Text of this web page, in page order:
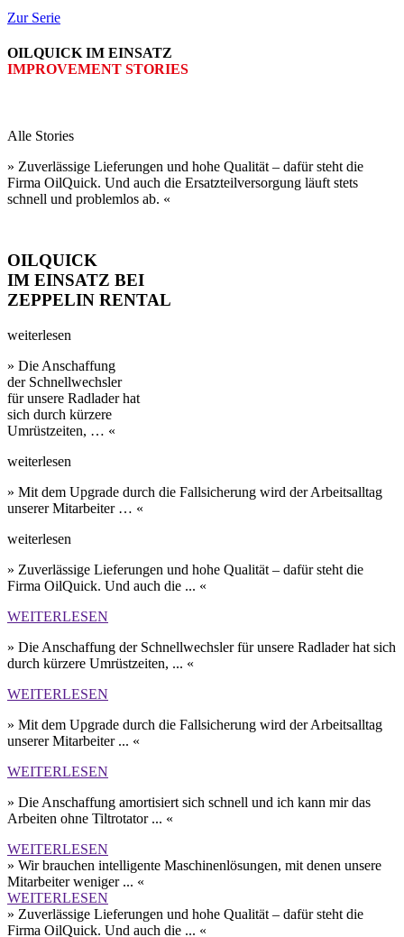
Zur Serie
OILQUICK IM EINSATZ
IMPROVEMENT STORIES
Alle Stories
» Zuverlässige Lieferungen und hohe Qualität – dafür steht die
Firma OilQuick. Und auch die Ersatzteil­versorgung läuft stets
schnell und problem­los ab. «
OILQUICK
IM EINSATZ BEI
ZEPPELIN RENTAL
weiterlesen
» Die Anschaffung
der Schnell­wechsler
für unsere Rad­lader hat
sich durch kürzere
Umrüst­zeiten, … «
weiterlesen
» Mit dem Upgrade durch die Fall­sicherung wird der Arbeits­alltag
unserer Mit­arbeiter … «
weiterlesen
» Zuverlässige Lieferungen und hohe Qualität – dafür steht die
Firma OilQuick. Und auch die ... «
WEITERLESEN
» Die Anschaffung der Schnell­wechsler für unsere Rad­lader hat sich
durch kürzere Umrüst­zeiten, ... «
WEITERLESEN
» Mit dem Upgrade durch die Fall­sicherung wird der Arbeits­alltag
unserer Mit­arbeiter ... «
WEITERLESEN
» Die Anschaffung amortisiert sich schnell und ich kann mir das
Arbeiten ohne Tilt­rotator ... «
WEITERLESEN
» Wir brauchen intelligente Maschinen­lösungen, mit denen unsere
Mitarbeiter weniger ... «
WEITERLESEN
» Zuverlässige Lieferungen und hohe Qualität – dafür steht die
Firma OilQuick. Und auch die ... «